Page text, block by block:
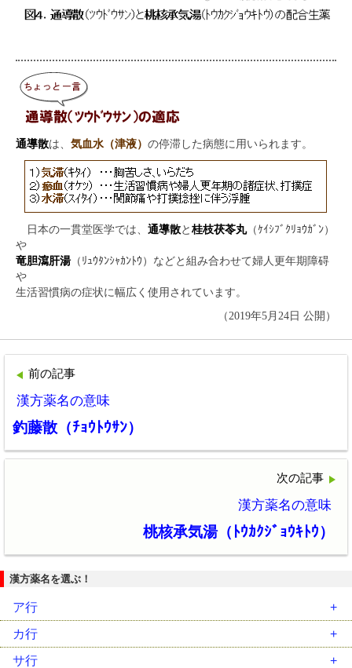
通導散は、 気血水（津液） の停滞した病態に用いられます。
日本の一貫堂医学では、 通導散と桂枝茯苓丸（ｹｲｼﾌﾞｸﾘｮｳｶﾞﾝ）
や
竜胆瀉肝湯（ﾘｭｳﾀﾝｼｬｶﾝﾄｳ）などと組み合わせて婦人更年期障碍
や
生活習慣病の症状に幅広く使用されています。
（2019年5月24日 公開）
前の記事
漢方薬名の意味
釣藤散（ﾁｮｳﾄｳｻﾝ）
次の記事
漢方薬名の意味
桃核承気湯（ﾄｳｶｸｼﾞｮｳｷﾄｳ）
漢方薬名を選ぶ！
ア行
安中散（ｱﾝﾁｭｳｻﾝ）
胃苓湯（ｲﾚｲﾄｳ）
カ行
藿香正気散（ｶｯｺｳｼｮｳｷｻﾝ）
サ行